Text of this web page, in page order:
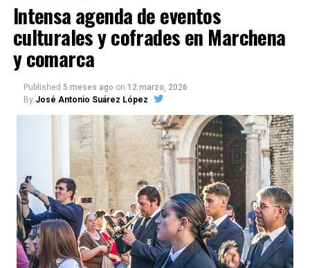
Intensa agenda de eventos
culturales y cofrades en Marchena
y comarca
Published 5 meses ago on 12 marzo, 2026
By José Antonio Suárez López